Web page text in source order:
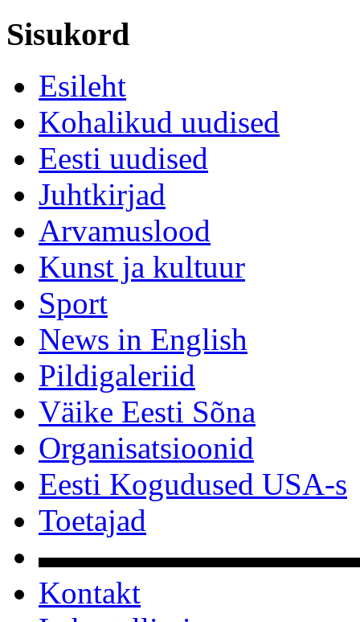
Sisukord
Esileht
Kohalikud uudised
Eesti uudised
Juhtkirjad
Arvamuslood
Kunst ja kultuur
Sport
News in English
Pildigaleriid
Väike Eesti Sõna
Organisatsioonid
Eesti Kogudused USA-s
Toetajad
Kontakt